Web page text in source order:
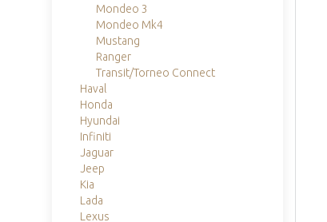
Mondeo 3
Mondeo Mk4
Mustang
Ranger
Transit/Torneo Connect
Haval
Honda
Hyundai
Infiniti
Jaguar
Jeep
Kia
Lada
Lexus